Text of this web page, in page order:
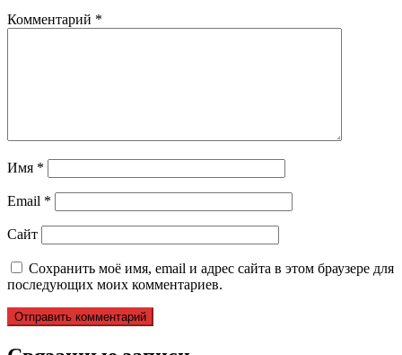
Комментарий *
Имя *
Email *
Сайт
Сохранить моё имя, email и адрес сайта в этом браузере для
последующих моих комментариев.